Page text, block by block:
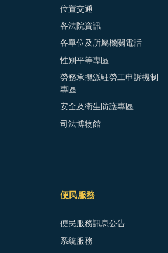
位置交通
各法院資訊
各單位及所屬機關電話
性別平等專區
勞務承攬派駐勞工申訴機制
專區
安全及衛生防護專區
司法博物館
便民服務
便民服務訊息公告
系統服務